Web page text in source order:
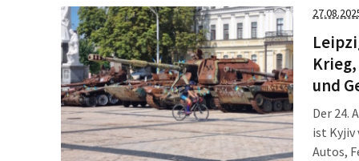
des
und
Der 24.
ist Kyjiv
Autos,